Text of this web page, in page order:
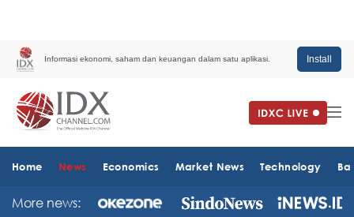
Informasi ekonomi, saham dan keuangan dalam satu aplikasi. Install
Home News Economics Market News Technology
More news: